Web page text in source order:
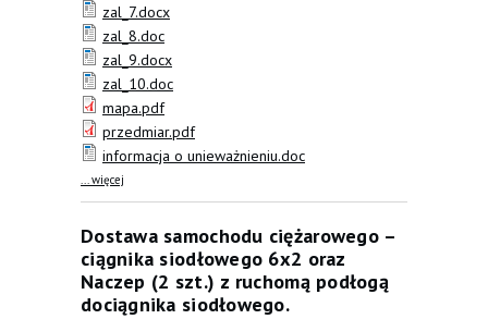
zal_7.docx
zal_8.doc
zal_9.docx
zal_10.doc
mapa.pdf
przedmiar.pdf
informacja o unieważnieniu.doc
... więcej
Krzczonów, gm. Opatowiec
Dostawa samochodu ciężarowego –
ciągnika siodłowego 6x2 oraz
Naczep (2 szt.) z ruchomą podłogą
dociągnika siodłowego.